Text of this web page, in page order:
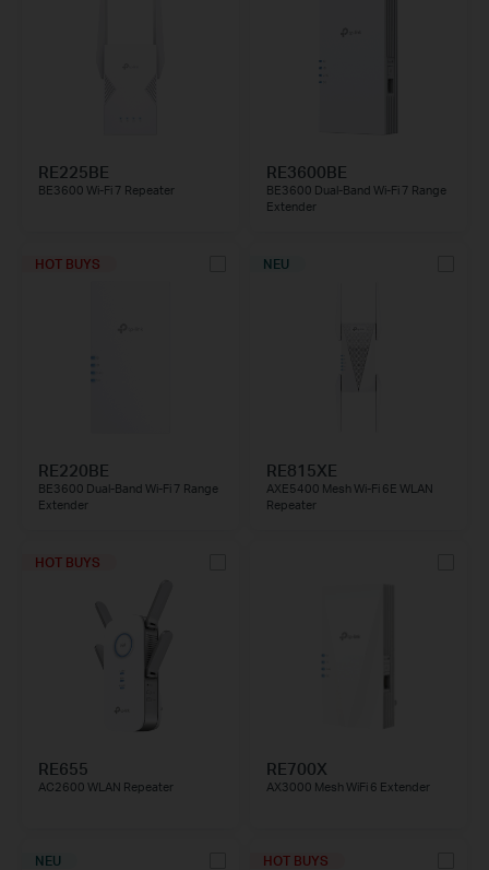
RE225BE
BE3600 Wi-Fi 7 Repeater
RE3600BE
BE3600 Dual-Band Wi-Fi 7 Range
Extender
HOT BUYS
RE220BE
BE3600 Dual-Band Wi-Fi 7 Range
Extender
NEU
RE815XE
AXE5400 Mesh Wi-Fi 6E WLAN
Repeater
HOT BUYS
RE655
AC2600 WLAN Repeater
RE700X
AX3000 Mesh WiFi 6 Extender
NEU HOT BUYS